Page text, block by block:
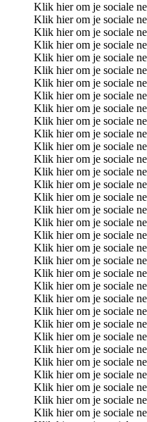
Klik hier om je sociale
Klik hier om je sociale
Klik hier om je sociale
Klik hier om je sociale
Klik hier om je sociale
Klik hier om je sociale
Klik hier om je sociale
Klik hier om je sociale
Klik hier om je sociale
Klik hier om je sociale
Klik hier om je sociale
Klik hier om je sociale
Klik hier om je sociale
Klik hier om je sociale
Klik hier om je sociale
Klik hier om je sociale
Klik hier om je sociale
Klik hier om je sociale
Klik hier om je sociale
Klik hier om je sociale
Klik hier om je sociale
Klik hier om je sociale
Klik hier om je sociale
Klik hier om je sociale
Klik hier om je sociale
Klik hier om je sociale
Klik hier om je sociale
Klik hier om je sociale
Klik hier om je sociale
Klik hier om je sociale
Klik hier om je sociale
Klik hier om je sociale
Klik hier om je sociale